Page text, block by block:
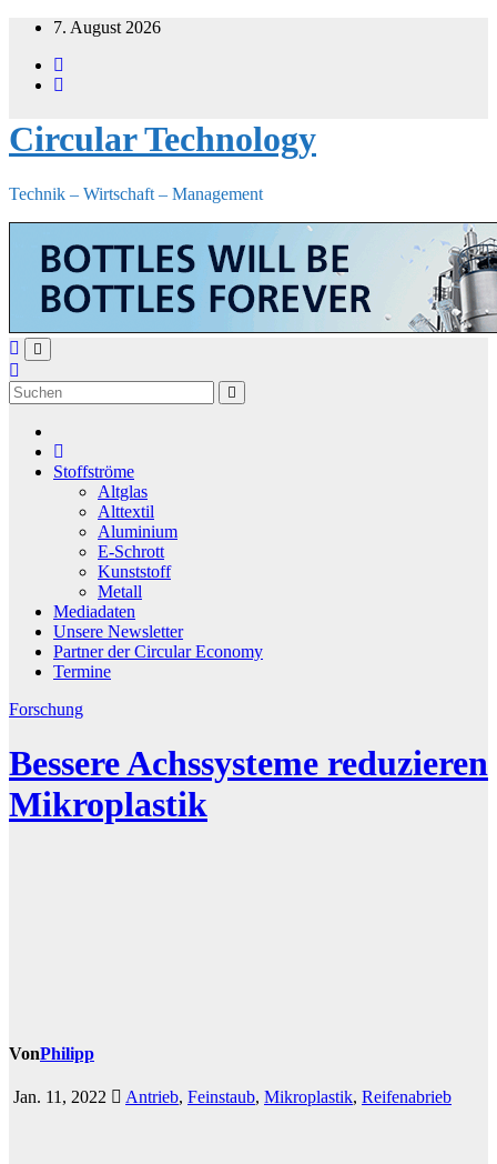
Zum
springen
7. August 2026
Circular Technology
Technik – Wirtschaft – Management
Stoffströme
Altglas
Alttextil
Aluminium
E-Schrott
Kunststoff
Metall
Mediadaten
Unsere Newsletter
Partner der Circular Economy
Termine
Forschung
Bessere Achssysteme reduzieren
Mikroplastik
VonPhilipp
Jan. 11, 2022 Antrieb, Feinstaub, Mikroplastik, Reifenabrieb